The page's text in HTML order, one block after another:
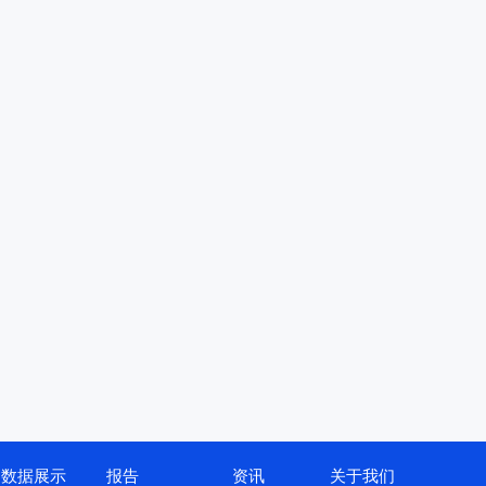
数据展示 报告 资讯 关于我们